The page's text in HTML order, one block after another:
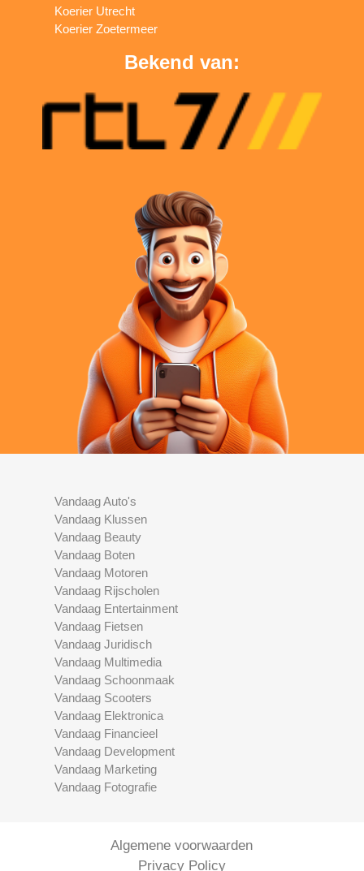
Koerier Utrecht
Koerier Zoetermeer
Bekend van:
Vandaag Auto's
Vandaag Klussen
Vandaag Beauty
Vandaag Boten
Vandaag Motoren
Vandaag Rijscholen
Vandaag Entertainment
Vandaag Fietsen
Vandaag Juridisch
Vandaag Multimedia
Vandaag Schoonmaak
Vandaag Scooters
Vandaag Elektronica
Vandaag Financieel
Vandaag Development
Vandaag Marketing
Vandaag Fotografie
Algemene voorwaarden
Privacy Policy